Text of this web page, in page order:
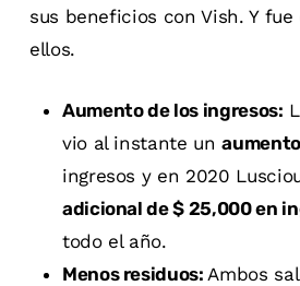
sus beneficios con Vish. Y
ellos.
Aumento de los ingresos:
vio al instante un
ingresos y en 2020
adicional de $ 25,000 en
todo el año.
Menos residuos: Ambos